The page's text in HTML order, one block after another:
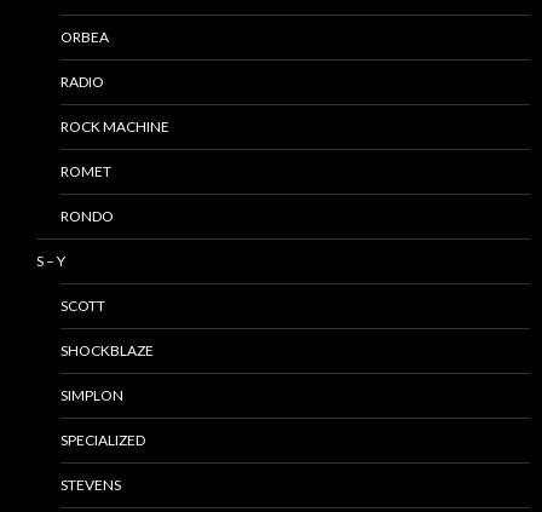
ORBEA
RADIO
ROCK MACHINE
ROMET
RONDO
S – Y
SCOTT
SHOCKBLAZE
SIMPLON
SPECIALIZED
STEVENS